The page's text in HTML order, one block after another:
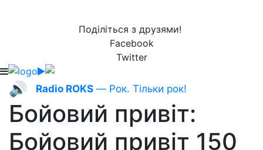
Поділіться з друзями!
Facebook
Twitter
🔊 Radio ROKS — Рок. Тільки рок!
Бойовий привіт:
Бойовий привіт 150